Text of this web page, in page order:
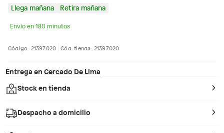
Llega mañana Retira mañana
Envío en 180 minutos
Código: 21397020 Cód. tienda: 21397020
Entrega en Cercado De Lima
Stock en tienda
Despacho a domicilio